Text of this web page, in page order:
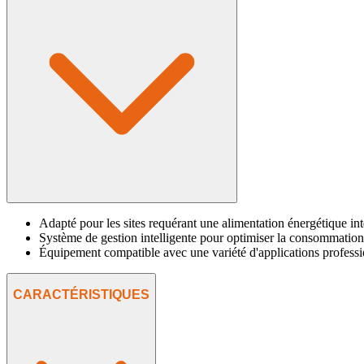
Adapté pour les sites requérant une alimentation énergétique
Système de gestion intelligente pour optimiser la consommation
Équipement compatible avec une variété d'applications
CARACTÉRISTIQUES